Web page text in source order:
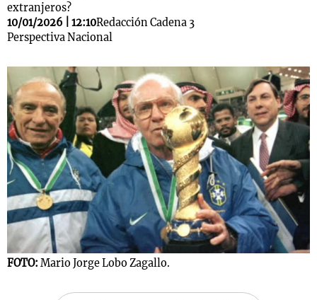
extranjeros?
10/01/2026 | 12:10Redacción Cadena 3
Perspectiva Nacional
FOTO: Mario Jorge Lobo Zagallo.